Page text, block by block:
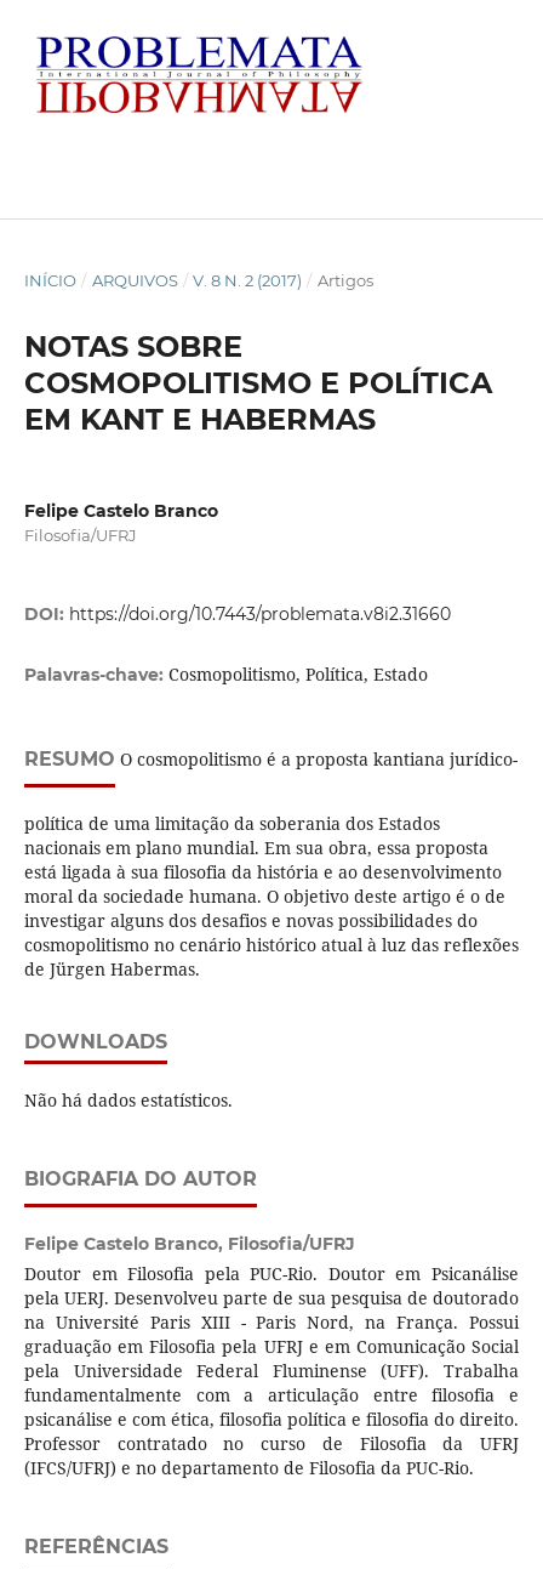
INÍCIO / ARQUIVOS / V. 8 N. 2 (2017) / Artigos
NOTAS SOBRE
COSMOPOLITISMO E POLÍTICA
EM KANT E HABERMAS
Felipe Castelo Branco
Filosofia/UFRJ
DOI: https://doi.org/10.7443/problemata.v8i2.31660
Palavras-chave: Cosmopolitismo, Política, Estado
RESUMO O cosmopolitismo é a proposta kantiana jurídico-
política de uma limitação da soberania dos Estados
nacionais em plano mundial. Em sua obra, essa proposta
está ligada à sua filosofia da história e ao desenvolvimento
moral da sociedade humana. O objetivo deste artigo é o de
investigar alguns dos desafios e novas possibilidades do
cosmopolitismo no cenário histórico atual à luz das reflexões
de Jürgen Habermas.
DOWNLOADS
Não há dados estatísticos.
BIOGRAFIA DO AUTOR
Felipe Castelo Branco, Filosofia/UFRJ
Doutor em Filosofia pela PUC-Rio. Doutor em Psicanálise
pela UERJ. Desenvolveu parte de sua pesquisa de doutorado
na Université Paris XIII - Paris Nord, na França. Possui
graduação em Filosofia pela UFRJ e em Comunicação Social
pela Universidade Federal Fluminense (UFF). Trabalha
fundamentalmente com a articulação entre filosofia e
psicanálise e com ética, filosofia política e filosofia do direito.
Professor contratado no curso de Filosofia da UFRJ
(IFCS/UFRJ) e no departamento de Filosofia da PUC-Rio.
REFERÊNCIAS